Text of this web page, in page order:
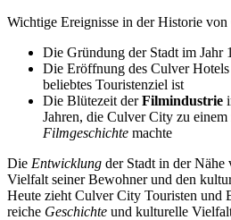
Wichtige Ereignisse in der Historie
Die Gründung der Stadt im Jahr
Die Eröffnung des Culver Hotels
beliebtes Touristenziel ist
Die Blütezeit derFilmindustrie
Jahren, die Culver City zu
Filmgeschichte machte
Die Entwicklung der Stadt in der
Vielfalt seiner Bewohner und den
Heute zieht Culver City Touristen und
reiche Geschichte und kulturelle